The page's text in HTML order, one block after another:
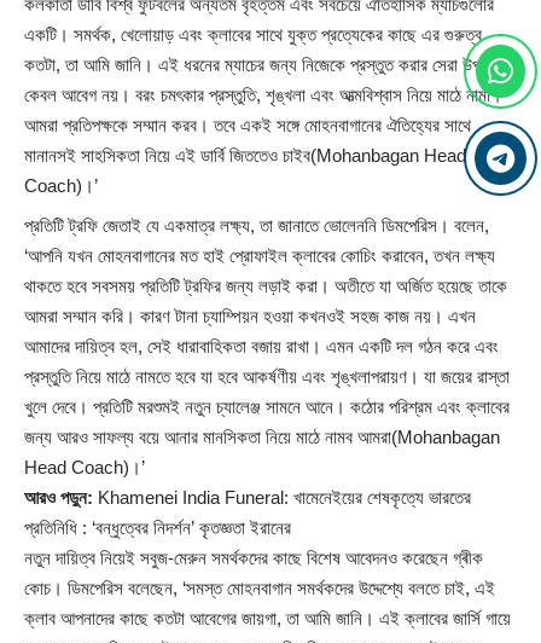
কলকাতা ডার্বি বিশ্ব ফুটবলের অন্যতম বৃহত্তম এবং সবচেয়ে ঐতিহাসিক ম্যাচগুলোর
একটি। সমর্থক, খেলোয়াড় এবং ক্লাবের সাথে যুক্ত প্রত্যেকের কাছে এর গুরুত্ব
কতটা, তা আমি জানি। এই ধরনের ম্যাচের জন্য নিজেকে প্রস্তুত করার সেরা উপায়
কেবল আবেগ নয়। বরং চমৎকার প্রস্তুতি, শৃঙ্খলা এবং আত্মবিশ্বাস নিয়ে মাঠে নামা।
আমরা প্রতিপক্ষকে সম্মান করব। তবে একই সঙ্গে মোহনবাগানের ঐতিহ্যের সাথে
মানানসই সাহসিকতা নিয়ে এই ডার্বি জিততেও চাইব(Mohanbagan Head
Coach)।’
প্রতিটি ট্রফি জেতাই যে একমাত্র লক্ষ্য, তা জানাতে ভোলেননি ডিমপেরিস। বলেন,
‘আপনি যখন মোহনবাগানের মত হাই প্রোফাইল ক্লাবের কোচিং করাবেন, তখন লক্ষ্য
থাকতে হবে সবসময় প্রতিটি ট্রফির জন্য লড়াই করা। অতীতে যা অর্জিত হয়েছে তাকে
আমরা সম্মান করি। কারণ টানা চ্যাম্পিয়ন হওয়া কখনওই সহজ কাজ নয়। এখন
আমাদের দায়িত্ব হল, সেই ধারাবাহিকতা বজায় রাখা। এমন একটি দল গঠন করে এবং
প্রস্তুতি নিয়ে মাঠে নামতে হবে যা হবে আকর্ষণীয় এবং শৃঙ্খলাপরায়ণ। যা জয়ের রাস্তা
খুলে দেবে। প্রতিটি মরশুমই নতুন চ্যালেঞ্জ সামনে আনে। কঠোর পরিশ্রম এবং ক্লাবের
জন্য আরও সাফল্য বয়ে আনার মানসিকতা নিয়ে মাঠে নামব আমরা(Mohanbagan
Head Coach)।’
আরও পড়ুন: Khamenei India Funeral: খামেনেইয়ের শেষকৃত্যে ভারতের
প্রতিনিধি : ‘বন্ধুত্বের নিদর্শন’ কৃতজ্ঞতা ইরানের
নতুন দায়িত্ব নিয়েই সবুজ-মেরুন সমর্থকদের কাছে বিশেষ আবেদনও করেছেন গ্ৰীক
কোচ। ডিমপেরিস বলেছেন, ‘সমস্ত মোহনবাগান সমর্থকদের উদ্দেশ্যে বলতে চাই, এই
ক্লাব আপনাদের কাছে কতটা আবেগের জায়গা, তা আমি জানি। এই ক্লাবের জার্সি গায়ে